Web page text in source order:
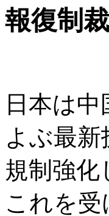
報復制
日本は
よぶ最
規制強化
これを